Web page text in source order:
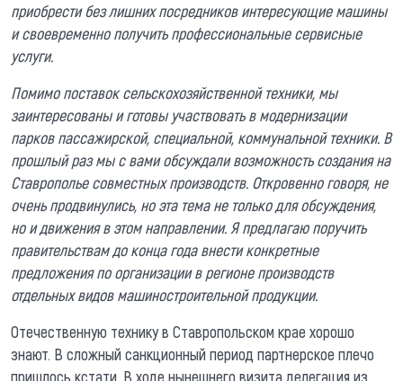
приобрести без лишних посредников интересующие машины
и своевременно получить профессиональные сервисные
услуги.
Помимо поставок сельскохозяйственной техники, мы
заинтересованы и готовы участвовать в модернизации
парков пассажирской, специальной, коммунальной техники. В
прошлый раз мы с вами обсуждали возможность создания на
Ставрополье совместных производств. Откровенно говоря, не
очень продвинулись, но эта тема не только для обсуждения,
но и движения в этом направлении. Я предлагаю поручить
правительствам до конца года внести конкретные
предложения по организации в регионе производств
отдельных видов машиностроительной продукции.
Отечественную технику в Ставропольском крае хорошо
знают. В сложный санкционный период партнерское плечо
пришлось кстати. В ходе нынешнего визита делегация из